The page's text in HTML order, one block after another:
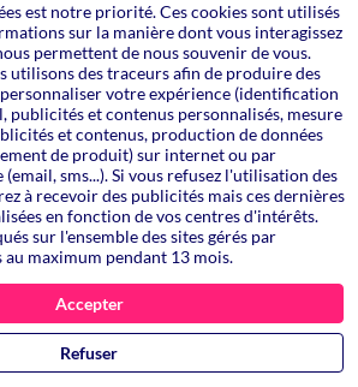
votre photo!
sont closes.
est notre priorité. Ces cookies sont utilisés
sur la manière dont vous interagissez
permettent de nous souvenir de vous.
utilisons des traceurs afin de produire des
votre expérience (identification
publicités et contenus personnalisés, mesure
et contenus, production de données
de produit) sur internet ou par
sms...). Si vous refusez l'utilisation des
à recevoir des publicités mais ces dernières
en fonction de vos centres d'intérêts.
sur l'ensemble des sites gérés par
au maximum pendant 13 mois.
Accepter
Refuser